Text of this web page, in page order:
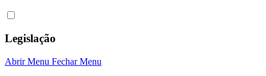
Legislação
Abrir Menu Fechar Menu